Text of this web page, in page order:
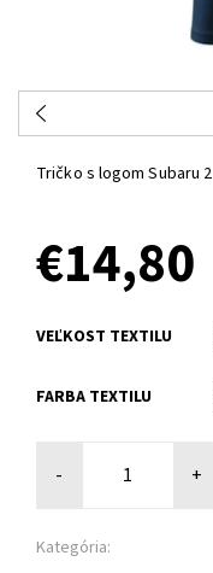
Tričko s logom Subaru 2
€14,80
VEĽKOST TEXTILU
FARBA TEXTILU
- +
Kategória: